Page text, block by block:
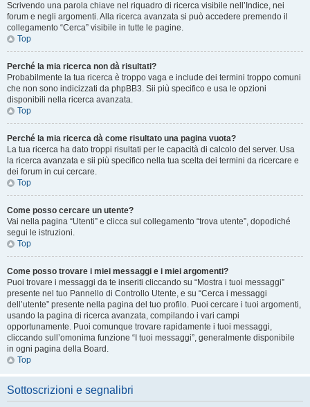
Scrivendo una parola chiave nel riquadro di ricerca visibile nell’Indice, nei
forum e negli argomenti. Alla ricerca avanzata si può accedere premendo il
collegamento “Cerca” visibile in tutte le pagine.
Top
Perché la mia ricerca non dà risultati?
Probabilmente la tua ricerca è troppo vaga e include dei termini troppo comuni
che non sono indicizzati da phpBB3. Sii più specifico e usa le opzioni
disponibili nella ricerca avanzata.
Top
Perché la mia ricerca dà come risultato una pagina vuota?
La tua ricerca ha dato troppi risultati per le capacità di calcolo del server. Usa
la ricerca avanzata e sii più specifico nella tua scelta dei termini da ricercare e
dei forum in cui cercare.
Top
Come posso cercare un utente?
Vai nella pagina “Utenti” e clicca sul collegamento “trova utente”, dopodiché
segui le istruzioni.
Top
Come posso trovare i miei messaggi e i miei argomenti?
Puoi trovare i messaggi da te inseriti cliccando su “Mostra i tuoi messaggi”
presente nel tuo Pannello di Controllo Utente, e su “Cerca i messaggi
dell’utente” presente nella pagina del tuo profilo. Puoi cercare i tuoi argomenti,
usando la pagina di ricerca avanzata, compilando i vari campi
opportunamente. Puoi comunque trovare rapidamente i tuoi messaggi,
cliccando sull’omonima funzione “I tuoi messaggi”, generalmente disponibile
in ogni pagina della Board.
Top
Sottoscrizioni e segnalibri